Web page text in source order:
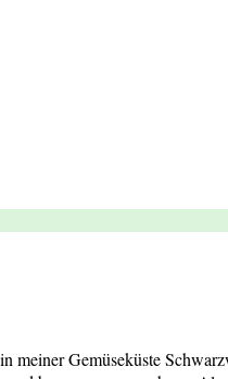
meiner Gemüseküste